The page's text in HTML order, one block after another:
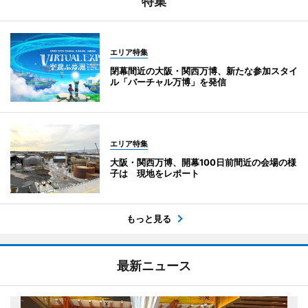
エリア特集
閉幕間近の大阪・関西万博、新たな参加スタイ
ル「バーチャル万博」を発信
エリア特集
大阪・関西万博、開幕100日前間近の会場の様
子は 現地をレポート
もっと見る
最新ニュース